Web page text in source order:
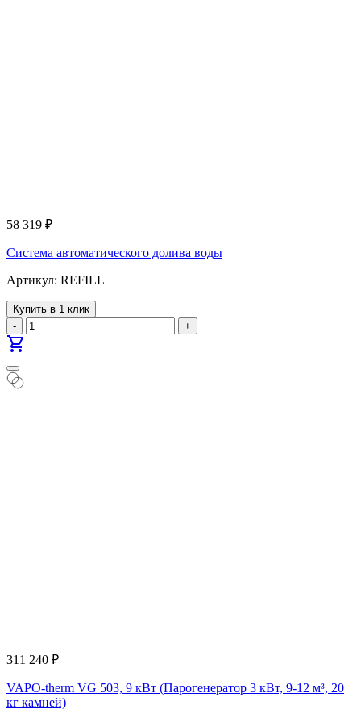
58 319 ₽
Система автоматического долива воды
Артикул: REFILL
Купить в 1 клик
-
+
shopping_cart
311 240 ₽
VAPO-therm VG 503, 9 кВт (Парогенератор 3 кВт, 9-12 м³, 20
кг камней)